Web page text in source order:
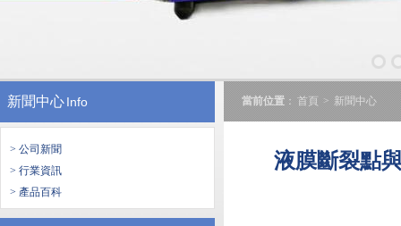
新聞中心Info
> 公司新聞
> 行業資訊
> 產品百科
當前位置 ： 首頁 > 新聞中心
液膜斷裂點